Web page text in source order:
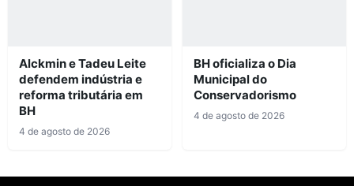
Alckmin e Tadeu Leite
defendem indústria e
reforma tributária em
BH
4 de agosto de 2026
BH oficializa o Dia
Municipal do
Conservadorismo
4 de agosto de 2026